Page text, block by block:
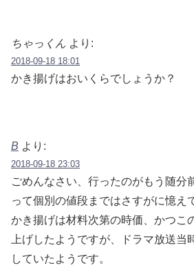
ちゃっくん より:
2018-09-18 18:01
かき揚げはおいくらでしょうか？
B より:
2018-09-18 23:03
ごめんなさい、行ったのがもう随分
って個別の値段まではさすがに憶え
かき揚げは材料次第の時価、かつこ
上げしたようですが、ドラマ放送当
していたようです。